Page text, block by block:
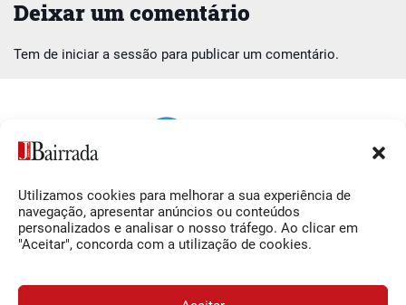
Utilizamos cookies para melhorar a sua experiência de
navegação, apresentar anúncios ou conteúdos
personalizados e analisar o nosso tráfego. Ao clicar em
"Aceitar", concorda com a utilização de cookies.
Deixar um comentário
Tem de iniciar a sessão para publicar um comentário.
Siga-nos
Facebook
O Jornal da Bairrada
Contactos